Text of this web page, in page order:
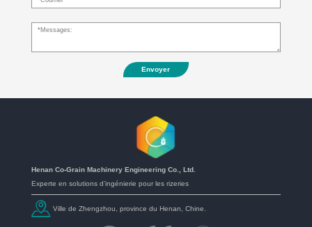
Envoyer
Henan Co-Grain Machinery Engineering Co., Ltd.
Experte en solutions d’ingénierie pour les rizeries
Ville de Zhengzhou, province du Henan, Chine.